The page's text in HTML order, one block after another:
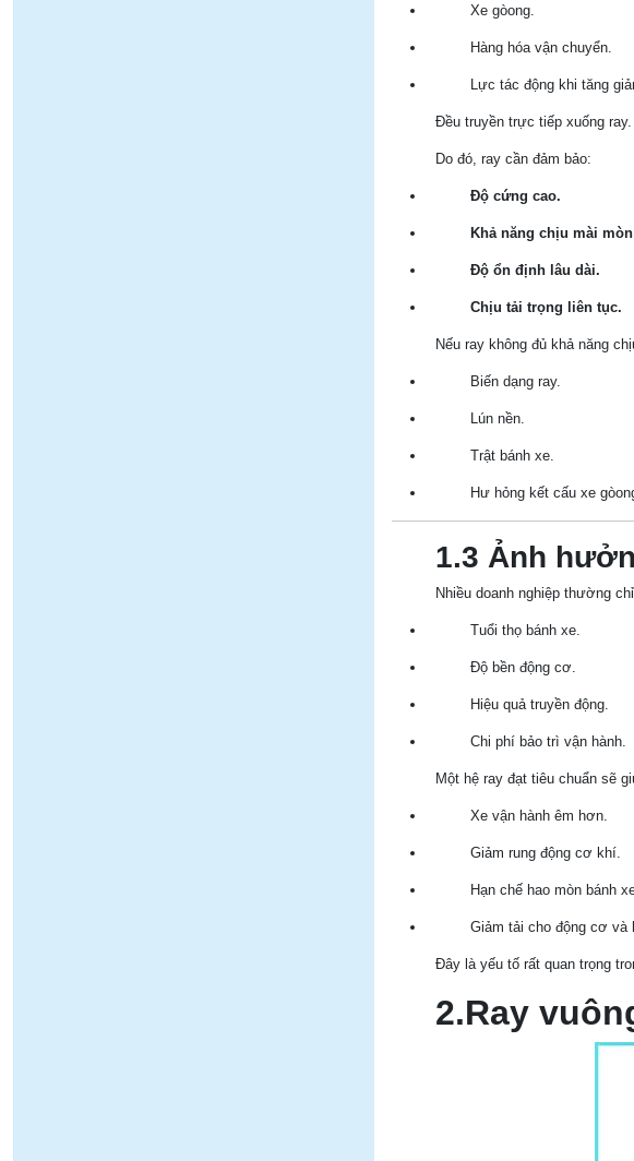
Xe gòong.
Hàng hóa vận chuyển.
Lực tác động khi tăng
Đều truyền trực tiếp xuống ray.
Do đó, ray cần đảm bảo:
Độ cứng cao.
Khả năng chịu mài
Độ ổn định lâu dài.
Chịu tải trọng liên tục.
Nếu ray không đủ khả năng
Biến dạng ray.
Lún nền.
Trật bánh xe.
Hư hỏng kết cấu xe
1.3 Ảnh
Nhiều doanh nghiệp thường
Tuổi thọ bánh xe.
Độ bền động cơ.
Hiệu quả truyền động.
Chi phí bảo trì vận hành.
Một hệ ray đạt tiêu chuẩn sẽ
Xe vận hành êm hơn.
Giảm rung động cơ khí.
Hạn chế hao mòn bánh
Giảm tải cho động cơ và
Đây là yếu tố rất quan trọng
2.Ray